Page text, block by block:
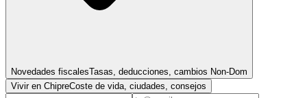
Novedades fiscalesTasas, deducciones, cambios Non-Dom
Vivir en ChipreCoste de vida, ciudades, consejos